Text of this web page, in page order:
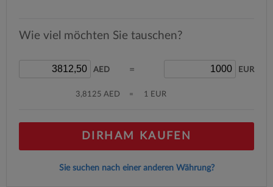
Wie viel möchten Sie tauschen?
AED = EUR
3,8125 AED = 1 EUR
DIRHAM KAUFEN
Sie suchen nach einer anderen Währung?